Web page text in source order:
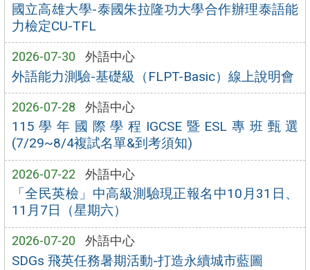
國立高雄大學-泰國朱拉隆功大學合作辦理泰語能
力檢定CU-TFL
2026-07-30 外語中心
外語能力測驗-基礎級（FLPT-Basic）線上說明會
2026-07-28 外語中心
115學年國際學程IGCSE暨ESL專班甄選
(7/29~8/4複試名單&到考須知)
2026-07-22 外語中心
「全民英檢」中高級測驗現正報名中10月31日、
11月7日（星期六）
2026-07-20 外語中心
SDGs 飛英任務暑期活動-打造永續城市藍圖